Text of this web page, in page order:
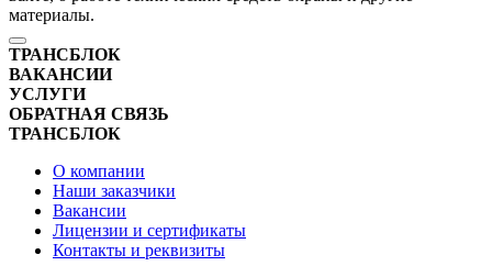
материалы.
ТРАНСБЛОК
ВАКАНСИИ
УСЛУГИ
ОБРАТНАЯ СВЯЗЬ
ТРАНСБЛОК
О компании
Наши заказчики
Вакансии
Лицензии и сертификаты
Контакты и реквизиты